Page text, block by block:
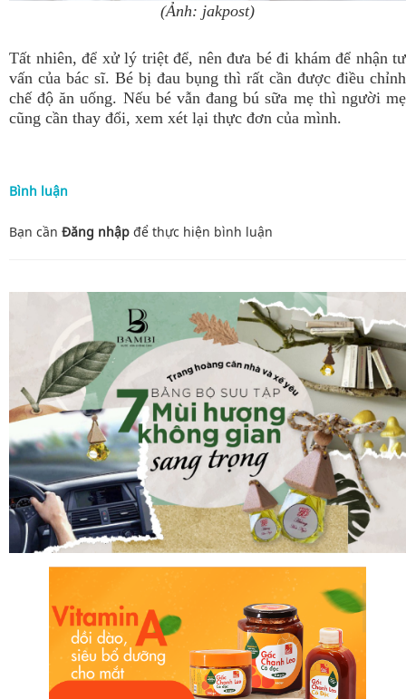
(Ảnh: jakpost)
Tất nhiên, để xử lý triệt để, nên đưa bé đi khám để nhận tư
vấn của bác sĩ. Bé bị đau bụng thì rất cần được điều chỉnh
chế độ ăn uống. Nếu bé vẫn đang bú sữa mẹ thì người mẹ
cũng cần thay đổi, xem xét lại thực đơn của mình.
Bình luận
Bạn cần Đăng nhập để thực hiện bình luận